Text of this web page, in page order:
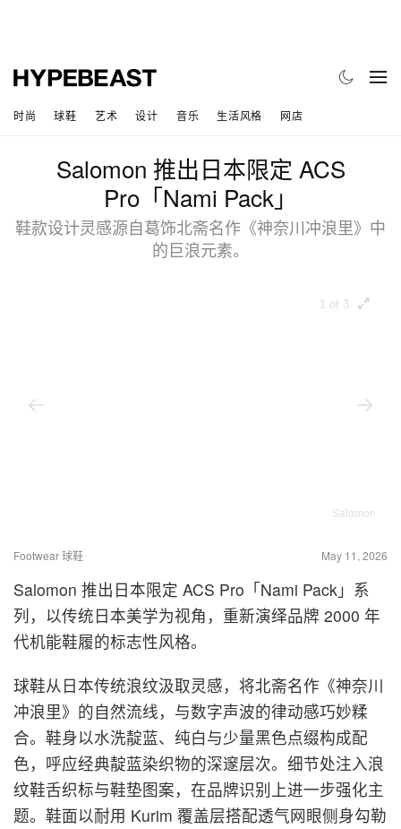
时尚 球鞋 艺术 设计 音乐 生活风格 网店
Salomon 推出日本限定 ACS
Pro「Nami Pack」
鞋款设计灵感源自葛饰北斋名作《神奈川冲浪里》中
的巨浪元素。
1 of 3
Salomon
Footwear 球鞋 May 11, 2026
Salomon 推出日本限定 ACS Pro「Nami Pack」系
列，以传统日本美学为视角，重新演绎品牌 2000 年
代机能鞋履的标志性风格。
球鞋从日本传统浪纹汲取灵感，将北斋名作《神奈川
冲浪里》的自然流线，与数字声波的律动感巧妙糅
合。鞋身以水洗靛蓝、纯白与少量黑色点缀构成配
色，呼应经典靛蓝染织物的深邃层次。细节处注入浪
纹鞋舌织标与鞋垫图案，在品牌识别上进一步强化主
题。鞋面以耐用 Kurim 覆盖层搭配透气网眼侧身勾勒